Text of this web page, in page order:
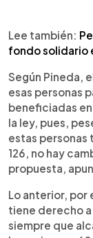
Lee también:
fondo solidario
Según Pineda,
esas personas
beneficiadas
la ley, pues,
estas personas
126, no hay
propuesta,
Lo anterior, por
tiene derecho
siempre que